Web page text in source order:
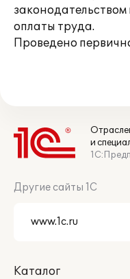
оплаты труда.
Проведено
и
Другие сайты 1С
Каталог